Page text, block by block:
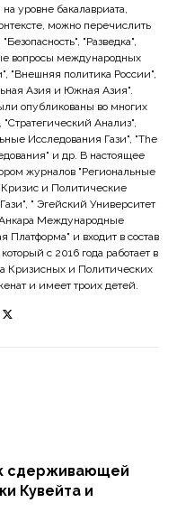
к сдерживающей
Кувейта и
уровне бакалавриата,
можно перечислить
"Разведка",
вопросы международных
"Внешняя политика России",
Азия и Южная Азия".
опубликованы во многих
"Стратегический Анализ",
Исследования Гази", "The
и др. В настоящее
журналов "Региональные
и Политические
" Эгейский Университет
Международные
и входит в состав
с 2016 года работает в
Кризисных и Политических
и имеет троих детей.